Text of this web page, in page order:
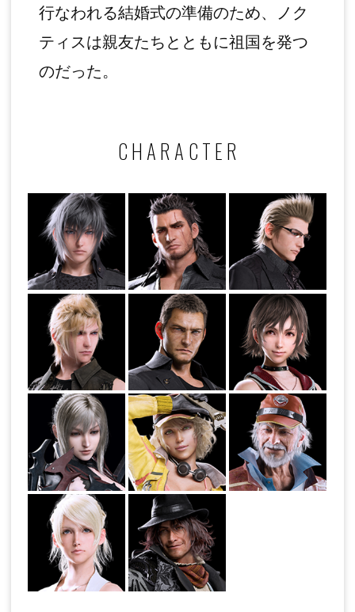
行なわれる結婚式の準備のため、ノク
ティスは親友たちとともに祖国を発つ
のだった。
CHARACTER